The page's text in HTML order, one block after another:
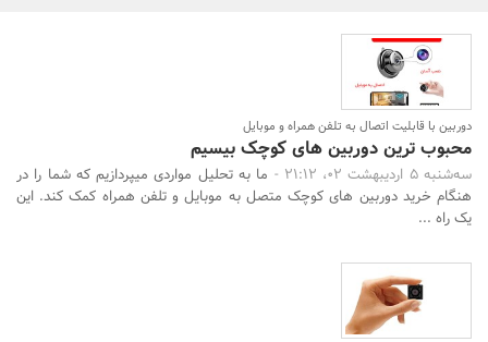
دوربین با قابلیت اتصال به تلفن همراه و موبایل
محبوب ترین دوربین های کوچک بیسیم
سه‌شنبه 5 اردیبهشت 02، 21:12 -
ما به تحلیل مواردی میپردازیم که شما را در
هنگام خرید دوربین های کوچک متصل به موبایل و تلفن همراه کمک کند. این
یک راه ...